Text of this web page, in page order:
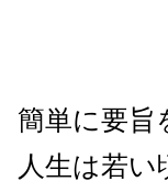
簡単に要旨
人生は若